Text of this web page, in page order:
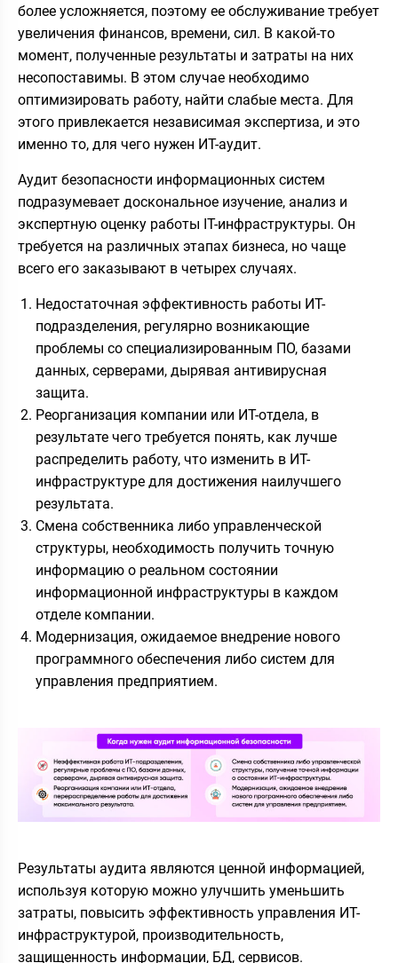
более усложняется, поэтому ее обслуживание требует
увеличения финансов, времени, сил. В какой-то
момент, полученные результаты и затраты на них
несопоставимы. В этом случае необходимо
оптимизировать работу, найти слабые места. Для
этого привлекается независимая экспертиза, и это
именно то, для чего нужен ИТ-аудит.
Аудит безопасности информационных систем
подразумевает доскональное изучение, анализ и
экспертную оценку работы IT-инфраструктуры. Он
требуется на различных этапах бизнеса, но чаще
всего его заказывают в четырех случаях.
Недостаточная эффективность работы ИТ-
подразделения, регулярно возникающие
проблемы со специализированным ПО, базами
данных, серверами, дырявая антивирусная
защита.
Реорганизация компании или ИТ-отдела, в
результате чего требуется понять, как лучше
распределить работу, что изменить в ИТ-
инфраструктуре для достижения наилучшего
результата.
Смена собственника либо управленческой
структуры, необходимость получить точную
информацию о реальном состоянии
информационной инфраструктуры в каждом
отделе компании.
Модернизация, ожидаемое внедрение нового
программного обеспечения либо систем для
управления предприятием.
Результаты аудита являются ценной информацией,
используя которую можно улучшить уменьшить
затраты, повысить эффективность управления ИТ-
инфраструктурой, производительность,
защищенность информации, БД, сервисов.